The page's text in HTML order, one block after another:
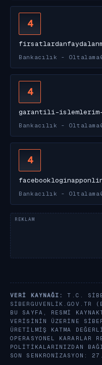
4
Bankacılık - Oltalama
4
garantili-islemlerim-
Bankacılık - Oltalama
4
Bankacılık - Oltalama
VERI KAYNAĞI:
T.C.
SIBERGUVENLIK.GOV.TR
BU SAYFA, RESMI
VERISININ ÜZERINE
ÜRETILMIŞ KATMA
OPERASYONEL KARARLAR
POLITIKALARINIZDAN
SON SENKRONIZASYON: